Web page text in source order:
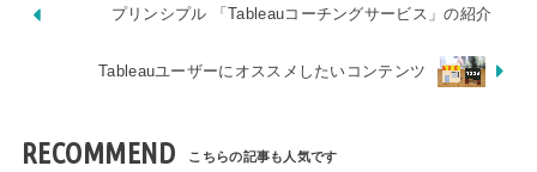
プリンシプル 「Tableauコーチングサービス」の紹介
Tableauユーザーにオススメしたいコンテンツ
RECOMMEND